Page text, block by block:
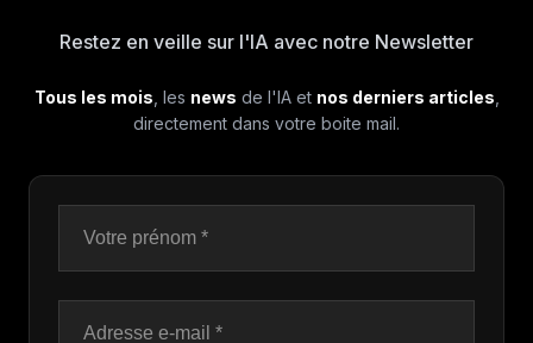
Restez en veille sur l'IA avec notre Newsletter
Tous les mois , les news de l'IA et nos derniers articles
directement dans votre boite mail.